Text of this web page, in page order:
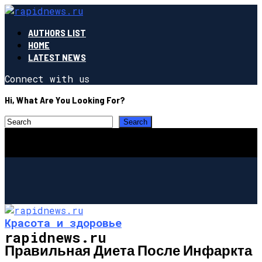
AUTHORS LIST
HOME
LATEST NEWS
Connect with us
Hi, What Are You Looking For?
rapidnews.ru
Красота и здоровье
Правильная Диета После Инфаркта